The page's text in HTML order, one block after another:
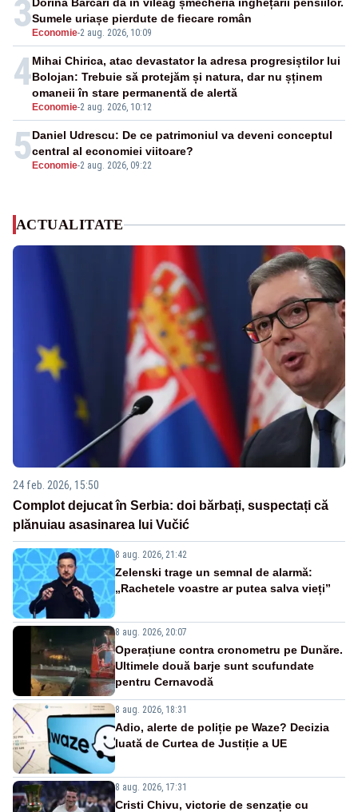
3 Economie-2 aug. 2026, 10:09
Sumele uriașe pierdute de fiecare român
4
Economie-2 aug. 2026, 10:12
Mihai Chirica, atac devastator la adresa progresiștilor lui
Bolojan: Trebuie să protejăm și natura, dar nu șținem
omaneii în stare permanentă de alertă
5 Economie-2 aug. 2026, 09:22
Daniel Udrescu: De ce patrimoniul va deveni conceptul
central al economiei viitoare?
ACTUALITATE
24 feb. 2026, 15:50
Complot dejucat în Serbia: doi bărbați, suspectați că
plănuiau asasinarea lui Vučić
8 aug. 2026, 21:42
Zelenski trage un semnal de alarmă:
„Rachetele voastre ar putea salva vieți”
8 aug. 2026, 20:07
Operațiune contra cronometru pe Dunăre.
Ultimele două barje sunt scufundate
pentru Cernavodă
8 aug. 2026, 18:31
Adio, alerte de poliție pe Waze? Decizia
luată de Curtea de Justiție a UE
8 aug. 2026, 17:31
Cristi Chivu, victorie de senzație cu